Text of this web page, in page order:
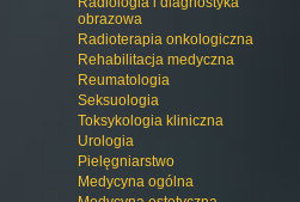
obrazowa
Radioterapia onkologiczna
Rehabilitacja medyczna
Reumatologia
Seksuologia
Toksykologia kliniczna
Urologia
Pielęgniarstwo
Medycyna ogólna